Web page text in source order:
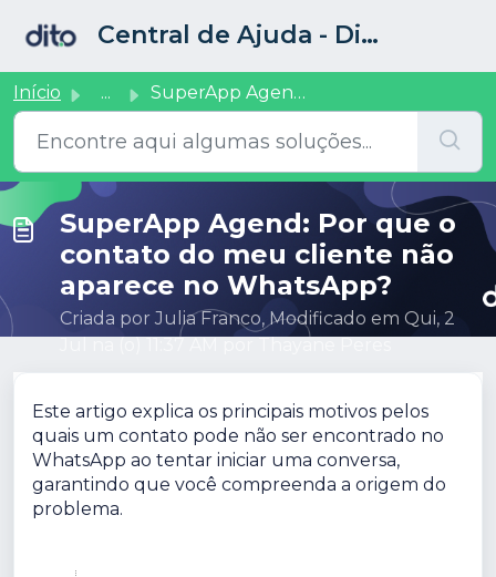
Central de Ajuda - Dito CRM
Início ... SuperApp Agend: Por que o contato do meu cliente não apar...
SuperApp Agend: Por que o
contato do meu cliente não
aparece no WhatsApp?
Criada por Julia Franco, Modificado em Qui, 2
Este artigo explica os principais motivos pelos
quais um contato pode não ser encontrado no
WhatsApp ao tentar iniciar uma conversa,
garantindo que você compreenda a origem do
problema.